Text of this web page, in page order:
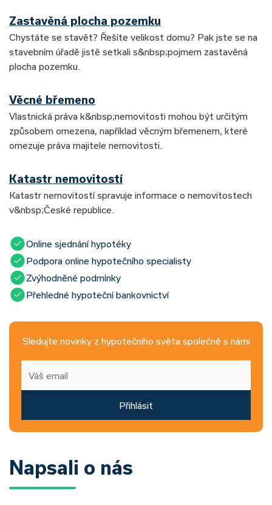
Zastavěná plocha pozemku
Chystáte se stavět? Řešíte velikost domu? Pak jste se na
stavebním úřadě jistě setkali s&nbsp;pojmem zastavěná
plocha pozemku.
Věcné břemeno
Vlastnická práva k&nbsp;nemovitosti mohou být určitým
způsobem omezena, například věcným břemenem, které
omezuje práva majitele nemovitosti.
Katastr nemovitostí
Katastr nemovitostí spravuje informace o nemovitostech
v&nbsp;České republice.
Online sjednání hypotéky
Podpora online hypotečního specialisty
Zvýhodněné podmínky
Přehledné hypoteční bankovnictví
Sledujte novinky z hypotečního světa společně s námi
Přihlásit
Napsali o nás